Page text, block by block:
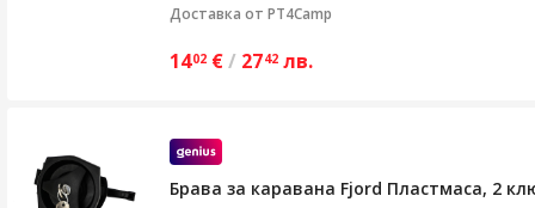
Доставка от PT4Camp
1402 €/ 2742 лв.
Брава за каравана Fjord Пластмаса, 2